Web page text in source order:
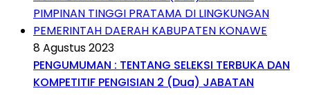
8 Agustus 2023
PENGUMUMAN : TENTANG SELEKSI TERBUKA DAN
KOMPETITIF PENGISIAN 2 (Dua) JABATAN